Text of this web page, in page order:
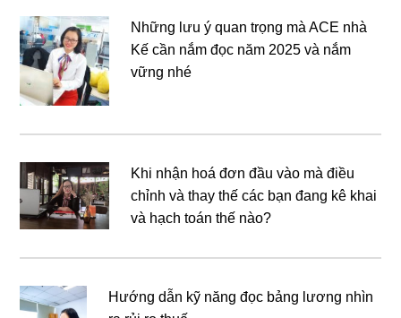
Những lưu ý quan trọng mà ACE nhà
Kế cần nắm đọc năm 2025 và nắm
vững nhé
Khi nhận hoá đơn đầu vào mà điều
chỉnh và thay thế các bạn đang kê khai
và hạch toán thế nào?
Hướng dẫn kỹ năng đọc bảng lương nhìn